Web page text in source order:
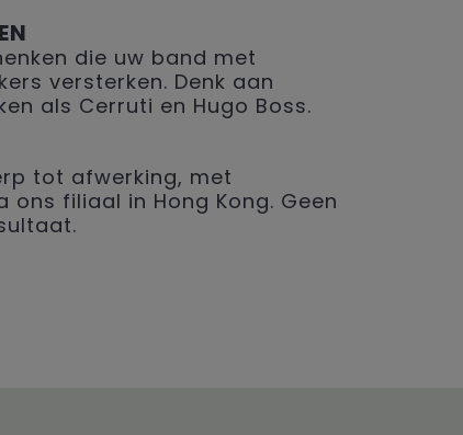
die uw band met
versterken. Denk aan
als Cerruti en Hugo Boss.
tot afwerking, met
filiaal in Hong Kong. Geen